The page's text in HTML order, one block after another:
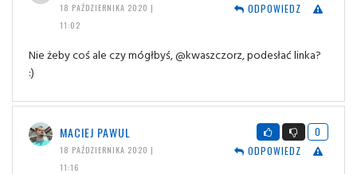
18 PAŹDZIERNIKA 2020 |
11:02
ODPOWIEDZ
Nie żeby coś ale czy mógłbyś, @kwaszczorz, podesłać linka?
:)
MACIEJ PAWUL
18 PAŹDZIERNIKA 2020 |
11:16
0
ODPOWIEDZ